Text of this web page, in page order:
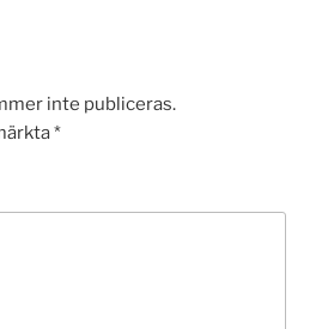
inte publiceras.
*